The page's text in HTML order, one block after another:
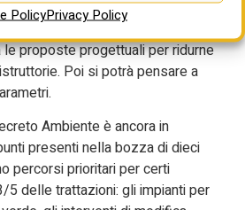
PolicyPrivacy Policy
ancora sul tavolo e non viene
un criterio che permetta di
proposte progettuali per ridurne
Poi si potrà pensare a
Ambiente è ancora in
presenti nella bozza di dieci
percorsi prioritari per certi
5 delle trattazioni: gli impianti per